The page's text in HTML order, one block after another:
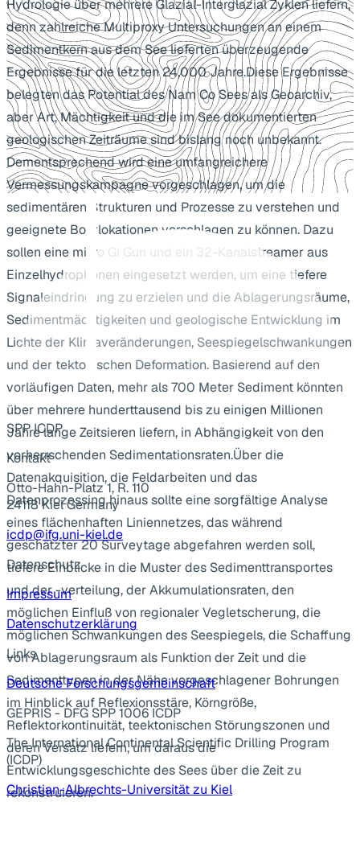
Hydrologie über mehrere Glazial-Interglazial Zyklen liefern,
denn zahlreiche Multiproxy Untersuchungen an einem
Sedimentkern aus dem See lieferten überzeugende
Ergebnisse für die letzten 24,000 Jahre.Diese Ergebnisse
belegten das Potential des Nam Co Sees als Geoarchiv,
aber Art, Mächtigkeit und die im See dokumentierten
geologischen Zeiträume sind bislang noch unbekannt.
Dementsprechend wird eine umfangreichere
Vermessungskampagne vorgeschlagen, um die
sedimentären Strukturen und Prozesse zu verstehen und
geeignete Bohrlokationen vorschlagen zu können. Dazu
sollen eine mikro GI Gun und ein 32-Kanalstreamer aus
Einzelhydrophonen eingesetzt werden, um eine tiefere
Signaleindringung zu erzielen und die Ablagerungsräume,
Sedimentmächtigkeiten und geologische Entwicklung im
Lichte der Klimaveränderungen, Seespiegelschwankungen
und der tektonischen Deformation. Basierend auf den
vorläufigen Daten, mehr als 700 Meter Sediment könnten
über mehrere hunderttausend bis zu einigen Millionen
Jahre lange Zeitsieren liefern, in Abhängigkeit von den
vorherrschenden Sedimentationsraten.Über die
Datenakquisition, die Feldarbeiten und das
Datenprozessing hinaus sollte eine sorgfältige Analyse
eines flächenhaften Liniennetzes, das während
geschätzter 20 Surveytage abgefahren werden soll,
tiefere Einblicke in die Muster des Sedimenttransportes
und der -verteilung, der Akkumulationsraten, den
möglichen Einfluß von regionaler Vegletscherung, die
möglichen Schwankungen des Seespiegels, die Schaffung
von Ablagerungsraum als Funktion der Zeit und die
Sedimenttypen in der Nähe vorgeschlagener Bohrungen
im Hinblick auf Reflexionsstäre, Körngröße,
Reflektorkontinuität, teektonischen Störungszonen und
deren Versatz liefern, um daraus die
Entwicklungsgeschichte des Sees über die Zeit zu
rekonstruieren.
SPP ICDP
Kontakt
Otto-Hahn-Platz 1, R. 110
24118 Kiel Germany
icdp@ifg.uni-kiel.de
Datenschutz
Impressum
Datenschutzerklärung
Links
Deutsche Forschungsgemeinschaft
GEPRIS - DFG SPP 1006 ICDP
The International Continental Scientific Drilling Program
(ICDP)
Christian-Albrechts-Universität zu Kiel